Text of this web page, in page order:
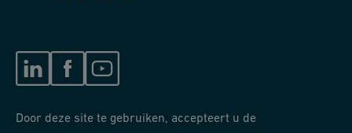
Door deze site te gebruiken, accepteert u de